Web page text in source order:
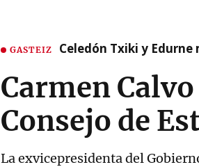
GASTEIZ Celedón Txiki y
Carmen
Consejo de
La exvicepresidenta del